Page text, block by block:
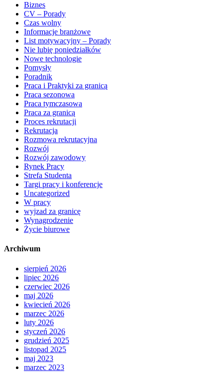
Biznes
CV – Porady
Czas wolny
Informacje branżowe
List motywacyjny – Porady
Nie lubię poniedziałków
Nowe technologie
Pomysły
Poradnik
Praca i Praktyki za granicą
Praca sezonowa
Praca tymczasowa
Praca za granicą
Proces rekrutacji
Rekrutacja
Rozmowa rekrutacyjna
Rozwój
Rozwój zawodowy
Rynek Pracy
Strefa Studenta
Targi pracy i konferencje
Uncategorized
W pracy
wyjzad za granicę
Wynagrodzenie
Życie biurowe
Archiwum
sierpień 2026
lipiec 2026
czerwiec 2026
maj 2026
kwiecień 2026
marzec 2026
luty 2026
styczeń 2026
grudzień 2025
listopad 2025
maj 2023
marzec 2023